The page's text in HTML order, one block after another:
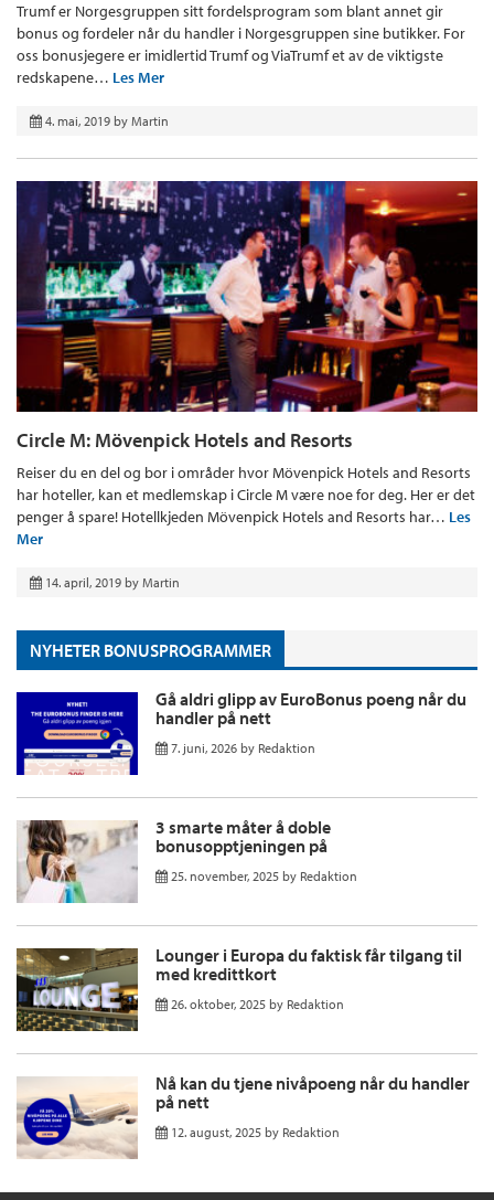
Trumf er Norgesgruppen sitt fordelsprogram som blant annet gir
bonus og fordeler når du handler i Norgesgruppen sine butikker. For
oss bonusjegere er imidlertid Trumf og ViaTrumf et av de viktigste
redskapene… Les Mer
4. mai, 2019 by Martin
Circle M: Mövenpick Hotels and Resorts
Reiser du en del og bor i områder hvor Mövenpick Hotels and Resorts
har hoteller, kan et medlemskap i Circle M være noe for deg. Her er det
penger å spare! Hotellkjeden Mövenpick Hotels and Resorts har… Les
Mer
14. april, 2019 by Martin
NYHETER BONUSPROGRAMMER
Gå aldri glipp av EuroBonus poeng når du
handler på nett
7. juni, 2026 by Redaktion
3 smarte måter å doble
bonusopptjeningen på
25. november, 2025 by Redaktion
Lounger i Europa du faktisk får tilgang til
med kredittkort
26. oktober, 2025 by Redaktion
Nå kan du tjene nivåpoeng når du handler
på nett
12. august, 2025 by Redaktion